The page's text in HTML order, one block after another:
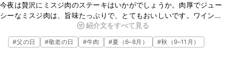
今夜は贅沢にミスジ肉のステーキはいかがでしょうか。肉厚でジュー
シーなミスジ肉は、旨味たっぷりで、とてもおいしいです。ワインと
の相性抜群ですし、おもてなしやパーティーにおすすめの一品です。
ぜひお試しください。
紹介文をすべて見る
#父の日 #敬老の日 #牛肉 #夏（6–8月） #秋（9–11月）